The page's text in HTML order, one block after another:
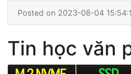
Posted on 2023-08-04
Tin học văn